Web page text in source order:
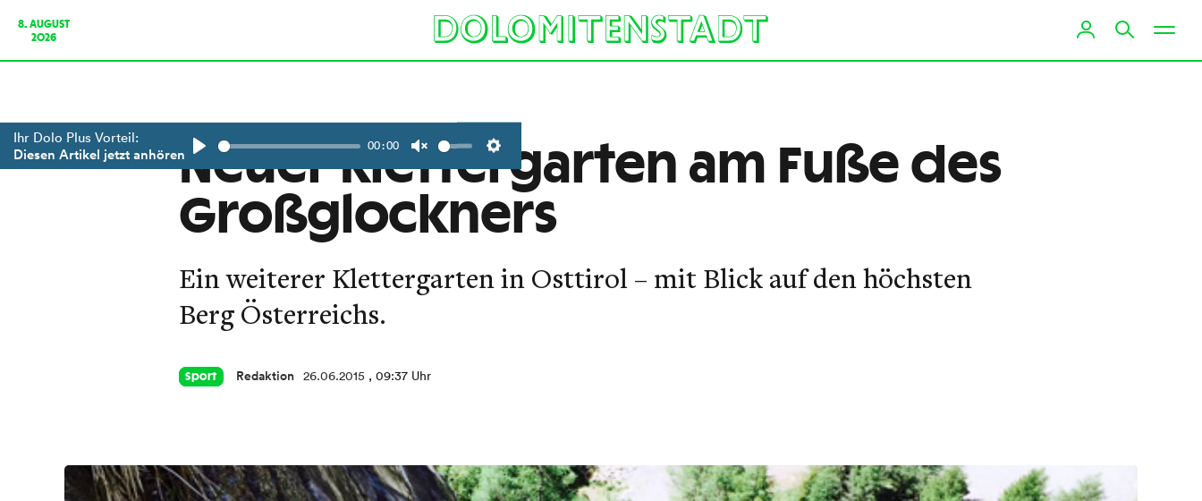
8. AUGUST
2026
Ihr Dolo Plus Vorteil:
Diesen Artikel jetzt anhören 00:00
Settings
Neuer Klettergarten am Fuße des
Großglockners
Ein weiterer Klettergarten in Osttirol – mit Blick auf den höchsten
Berg Österreichs.
Sport Redaktion 26.06.2015 , 09:37 Uhr